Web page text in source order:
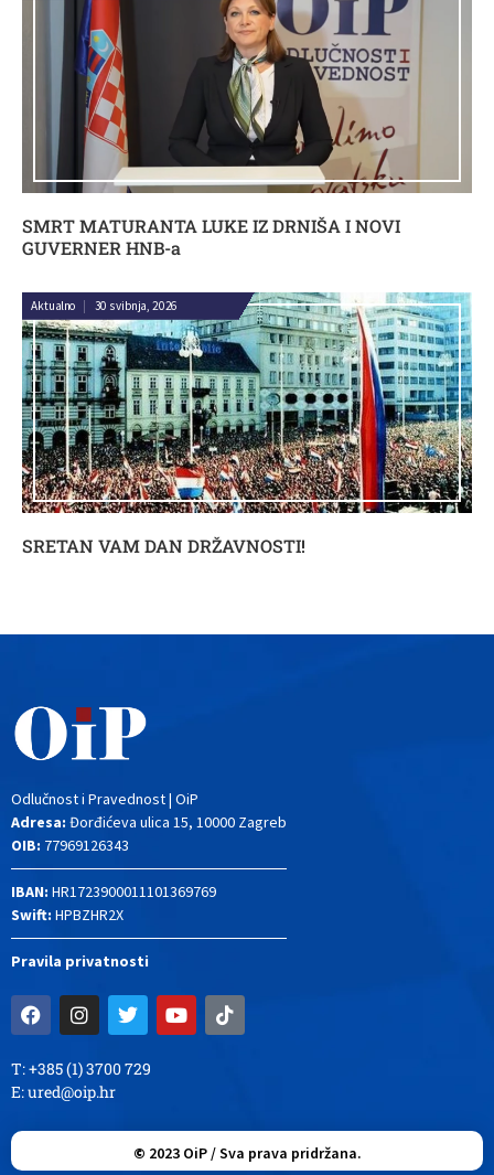
SMRT MATURANTA LUKE IZ DRNIŠA I NOVI
GUVERNER HNB-a
SRETAN VAM DAN DRŽAVNOSTI!
Aktualno 30 svibnja, 2026
Odlučnost i Pravednost | OiP
Adresa: Đorđićeva ulica 15, 10000 Zagreb
OIB: 77969126343
IBAN: HR1723900011101369769
Swift: HPBZHR2X
Pravila privatnosti
T: +385 (1) 3700 729
E:ured@oip.hr
© 2023OiP / Sva prava pridržana.